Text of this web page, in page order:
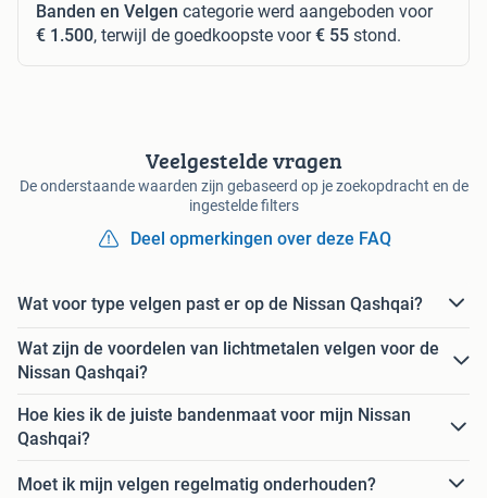
Banden en Velgen categorie werd aangeboden voor
€ 1.500, terwijl de goedkoopste voor€ 55 stond.
Veelgestelde vragen
De onderstaande waarden zijn gebaseerd op je zoekopdracht en de
ingestelde filters
Deel opmerkingen over deze FAQ
Wat voor type velgen past er op de Nissan Qashqai?
Wat zijn de voordelen van lichtmetalen velgen voor de
Nissan Qashqai?
Hoe kies ik de juiste bandenmaat voor mijn Nissan
Qashqai?
Moet ik mijn velgen regelmatig onderhouden?